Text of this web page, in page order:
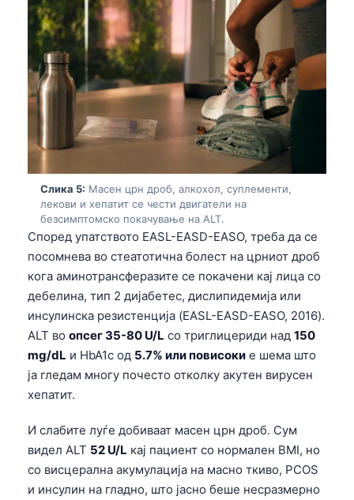
Слика 5: Масен црн дроб, алкохол, суплементи,
лекови и хепатит се чести двигатели на
безсимптомско покачување на ALT.
Според упатството EASL-EASD-EASO, треба да се
посомнева во стеатотична болест на црниот дроб
кога аминотрансферазите се покачени кај лица со
дебелина, тип 2 дијабетес, дислипидемија или
инсулинска резистенција (EASL-EASD-EASO, 2016).
ALT во опсег 35-80 U/L со триглицериди над 150
mg/dL и HbA1c од 5.7% или повисоки е шема што
ја гледам многу почесто отколку акутен вирусен
хепатит.
И слабите луѓе добиваат масен црн дроб. Сум
видел ALT 52 U/L кај пациент со нормален BMI, но
со висцерална акумулација на масно ткиво, PCOS
и инсулин на гладно, што јасно беше несразмерно
Gàidhlig
Occitan
العربية المغربية
Монгол
ພາສາລາວ
Basa Jawa
Cebuano
ئۇيغۇرچە
Кыргызча
Татар теле
Беларуская мова
Frysk
Ślōnskŏ gŏdka
Norsk bokmål